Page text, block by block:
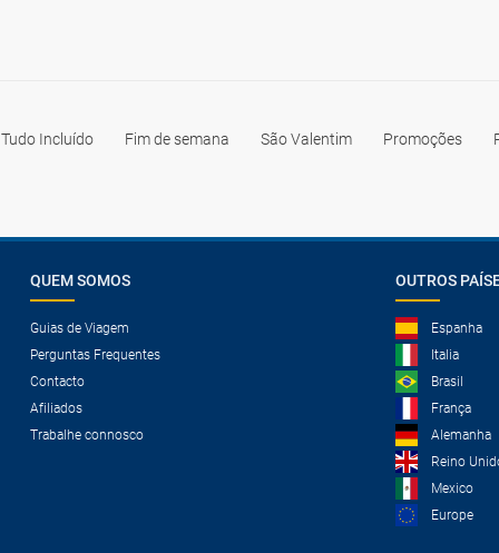
Tudo Incluído Fim de semana São Valentim Promoções
QUEM SOMOS
Guias de Viagem
Perguntas Frequentes
Contacto
Afiliados
Trabalhe connosco
OUTROS
Espanha
Italia
Brasil
França
Alemanha
Reino
Mexico
Europe